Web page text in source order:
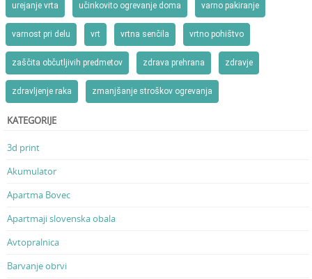
urejanje vrta učinkovito ogrevanje doma varno pakiranje
varnost pri delu vrt vrtna senčila vrtno pohištvo
zaščita občutljivih predmetov zdrava prehrana zdravje
zdravljenje raka zmanjšanje stroškov ogrevanja
KATEGORIJE
3d print
Akumulator
Apartma Bovec
Apartmaji slovenska obala
Avtopralnica
Barvanje obrvi